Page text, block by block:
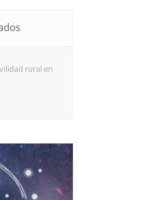
rural en